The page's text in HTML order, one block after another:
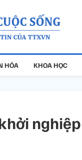
HÓA KHOA HỌC
nghiệp